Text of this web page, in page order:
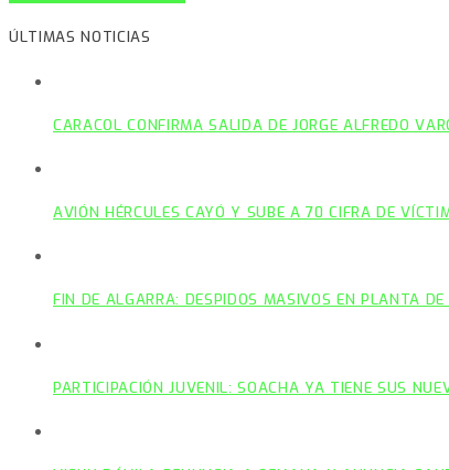
ÚLTIMAS NOTICIAS
CARACOL CONFIRMA SALIDA DE JORGE ALFREDO
AVIÓN HÉRCULES CAYÓ Y SUBE A 70 CIFRA DE
FIN DE ALGARRA: DESPIDOS MASIVOS EN PLANTA DE
PARTICIPACIÓN JUVENIL: SOACHA YA TIENE SUS